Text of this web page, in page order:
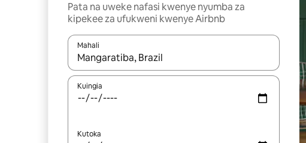
Pata na uweke nafasi kwenye nyumba za
kipekee za ufukweni kwenye Airbnb
Mahali
Wakati matokeo yanapatikana, vinjari kwa kutumia vitufe
Kuingia
Kutoka